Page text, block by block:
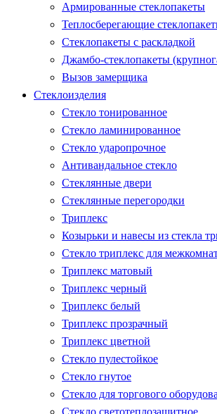
Армированные стеклопакеты
Теплосберегающие
Стеклопакеты с раскладкой
Джамбо-стеклопакеты
Вызов замерщика
Стеклоизделия
Стекло тонированное
Стекло ламинированное
Стекло ударопрочное
Антивандальное стекло
Стеклянные двери
Стеклянные перегородки
Триплекс
Козырьки и навесы из стекла
Стекло триплекс для
Триплекс матовый
Триплекс черный
Триплекс белый
Триплекс прозрачный
Триплекс цветной
Стекло пулестойкое
Стекло гнутое
Стекло для торгового
Стекло светотеплозащитное